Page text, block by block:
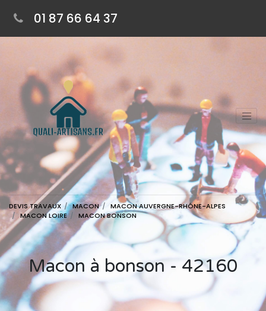
01 87 66 64 37
DEVIS TRAVAUX MACON
MACON AUVERGNE-RHÔNE-ALPES
MACON LOIRE
MACON BONSON
Macon à bonson - 42160